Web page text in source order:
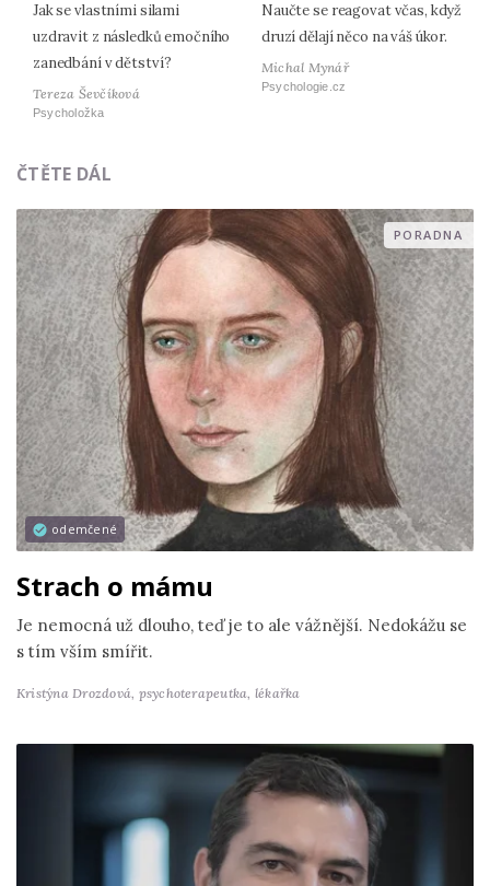
Jak se vlastními silami
uzdravit z následků emočního
zanedbání v dětství?
Tereza Ševčíková
Psycholožka
Naučte se reagovat včas, když
druzí dělají něco na váš úkor.
Michal Mynář
Psychologie.cz
ČTĚTE DÁL
odemčené
PORADNA
Strach o mámu
Je nemocná už dlouho, teď je to ale vážnější. Nedokážu se
s tím vším smířit.
Kristýna Drozdová, psychoterapeutka, lékařka